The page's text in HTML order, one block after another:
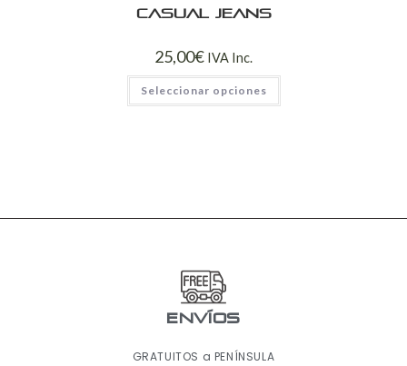
Casual jeans
25,00€ IVA Inc.
Seleccionar opciones
ENVÍOS
GRATUITOS a PENÍNSULA